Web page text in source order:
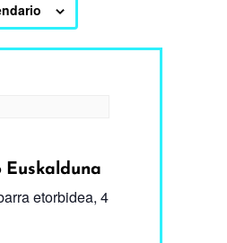
Euskalduna
etorbidea, 4